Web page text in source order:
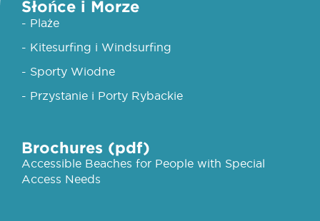
Słońce i Morze
- Plaże
- Kitesurfing i Windsurfing
- Sporty Wiodne
- Przystanie i Porty Rybackie
Brochures (pdf)
Accessible Beaches for People with Special
Access Needs